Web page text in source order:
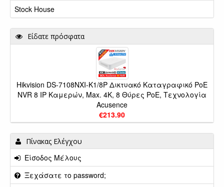
Stock House
Είδατε πρόσφατα
Hikvision DS-7108NXI-K1/8P Δικτυακό Καταγραφικό PoE
NVR 8 IP Καμερών, Max. 4Κ, 8 Θύρες PoE, Τεχνολογία
Acusence
€213.90
Πίνακας Ελέγχου
Είσοδος Μέλους
Ξεχάσατε το password;